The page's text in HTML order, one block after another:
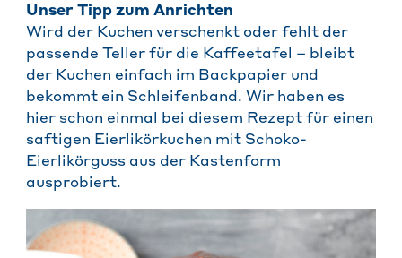
Unser Tipp zum Anrichten
Wird der Kuchen verschenkt oder fehlt der
passende Teller für die Kaffeetafel – bleibt
der Kuchen einfach im Backpapier und
bekommt ein Schleifenband. Wir haben es
hier schon einmal bei diesem Rezept für einen
saftigen Eierlikörkuchen mit Schoko-
Eierlikörguss aus der Kastenform
ausprobiert.